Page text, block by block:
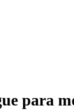
para